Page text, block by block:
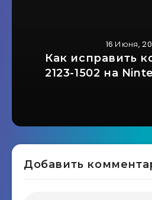
16 Июня,
Как исправить
2123-1502 на
Добавить